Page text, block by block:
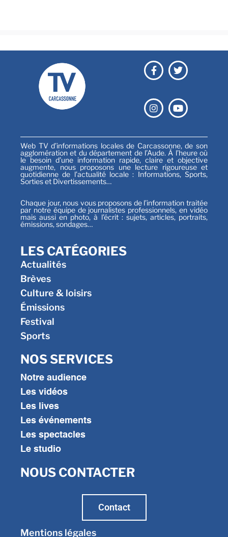
Web TV d’informations locales de Carcassonne, de son
agglomération et du département de l’Aude. À l’heure où
le besoin d’une information rapide, claire et objective
augmente, nous proposons une lecture rigoureuse et
quotidienne de l’actualité locale : Informations, Sports,
Sorties et Divertissements…
Chaque jour, nous vous proposons de l’information traitée
par notre équipe de journalistes professionnels, en vidéo
mais aussi en photo, à l’écrit : sujets, articles, portraits,
émissions, sondages…
LES CATÉGORIES
Actualités
Brèves
Culture & loisirs
Émissions
Festival
Sports
NOS SERVICES
Notre audience
Les vidéos
Les lives
Les événements
Les spectacles
Le studio
NOUS CONTACTER
Contact
Mentions légales